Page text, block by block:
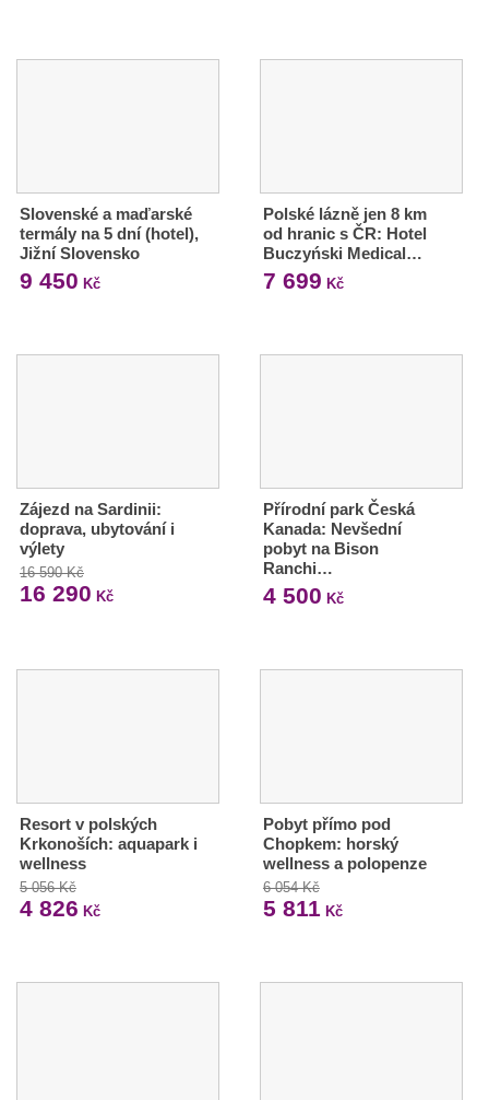
Slovenské a maďarské
termály na 5 dní (hotel),
Jižní Slovensko
9 450 Kč
Polské lázně jen 8 km
od hranic s ČR: Hotel
Buczyński Medical…
7 699 Kč
Zájezd na Sardinii:
doprava, ubytování i
výlety
16 590 Kč
16 290 Kč
Přírodní park Česká
Kanada: Nevšední
pobyt na Bison
Ranchi…
4 500 Kč
Resort v polských
Krkonoších: aquapark i
wellness
5 056 Kč
4 826 Kč
Pobyt přímo pod
Chopkem: horský
wellness a polopenze
6 054 Kč
5 811 Kč